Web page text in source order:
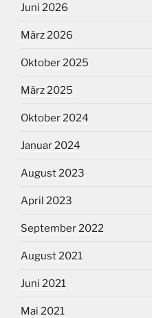
Juni 2026
März 2026
Oktober 2025
März 2025
Oktober 2024
Januar 2024
August 2023
April 2023
September 2022
August 2021
Juni 2021
Mai 2021